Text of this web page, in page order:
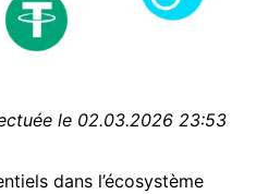
le 02.03.2026 23:53
dans l’écosystème